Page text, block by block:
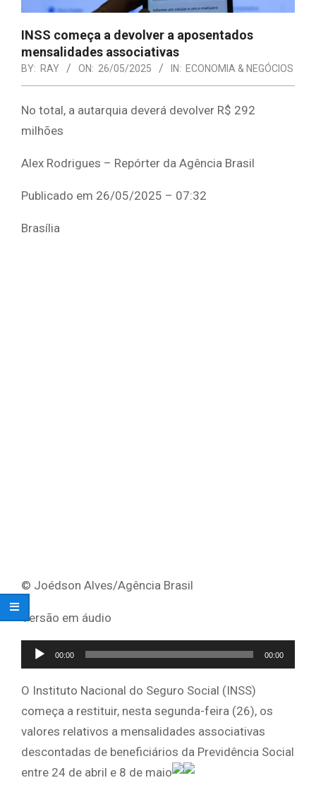
INSS começa a devolver a aposentados
mensalidades associativas
BY: RAY ON: 26/05/2025 IN: ECONOMIA & NEGÓCIOS
No total, a autarquia deverá devolver R$ 292
milhões
Alex Rodrigues – Repórter da Agência Brasil
Publicado em 26/05/2025 – 07:32
Brasília
© Joédson Alves/Agência Brasil
Versão em áudio
Tocador
de
áudio
00:00 00:00
O Instituto Nacional do Seguro Social (INSS)
começa a restituir, nesta segunda-feira (26), os
valores relativos a mensalidades associativas
descontadas de beneficiários da Previdência Social
entre 24 de abril e 8 de maio